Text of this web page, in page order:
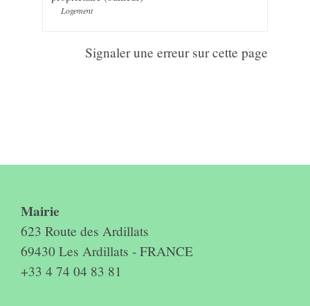
Logement
Signaler une erreur sur cette page
Mairie
623 Route des Ardillats
69430 Les Ardillats - FRANCE
+33 4 74 04 83 81